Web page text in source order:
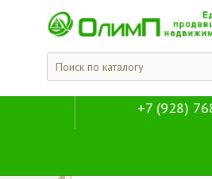
+7 (928)